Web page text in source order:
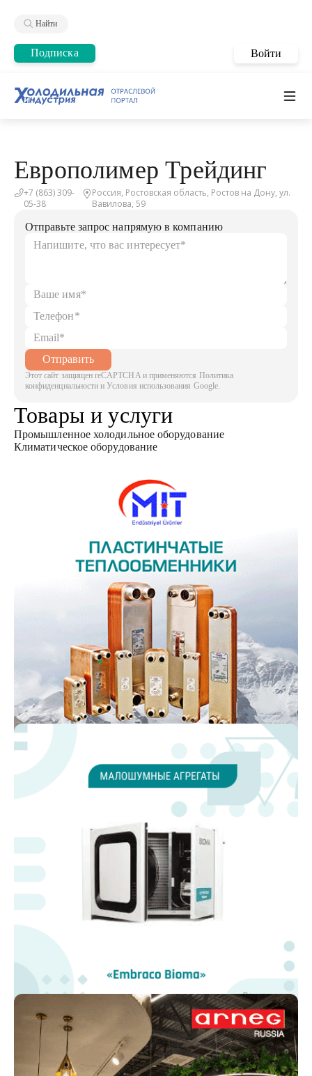
Найти
Подписка Войти
Европолимер Трейдинг
+7 (863) 309-
05-38
Россия, Ростовская область, Ростов на Дону, ул.
Вавилова, 59
Отправьте запрос напрямую в компанию
Отправить
Этот сайт защищен reCAPTCHA и применяются Политика
конфиденциальности и Условия использования Google.
Товары и услуги
Промышленное холодильное оборудование
Климатическое оборудование